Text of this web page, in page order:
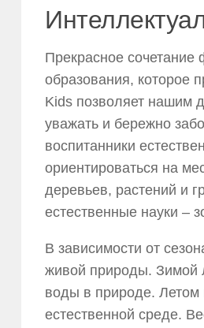
Прекрасное сочетание
образования, которое
Kids позволяет нашим
уважать и бережно
воспитанники
ориентироваться на
деревьев, растений и
естественные науки –
В зависимости от
живой природы. Зимой
воды в природе.
естественной среде.